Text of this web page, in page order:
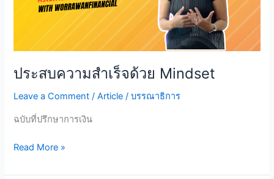
ประสบความสำเร็จด้วย Mindset
Leave a Comment /Article /บรรณาธิการ
ฉบับที่ปรึกษาการเงิน
ประสบ
สำเร็จ
Read More »